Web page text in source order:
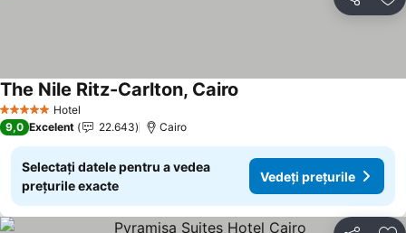
Distribuiți
5 Stele Hotel
The Nile Ritz-Carlton, Cairo
9,0 Excelent 22.643 Cairo
Selectați datele pentru a vedea
prețurile exacte
Vedeți prețurile